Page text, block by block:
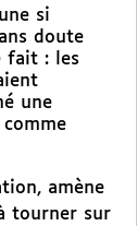
si
doute
fait : les
une
amène
tourner sur